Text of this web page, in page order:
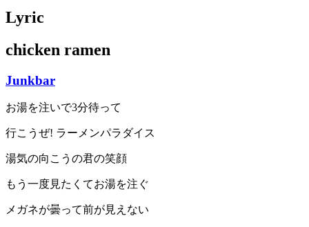
Lyric
chicken ramen
Junkbar
お湯を注いで3分待って
行こうぜ! ラーメンパラダイス
湯気の向こうの君の笑顔
もう一度見たくてお湯を注ぐ
メガネが曇って前が見えない